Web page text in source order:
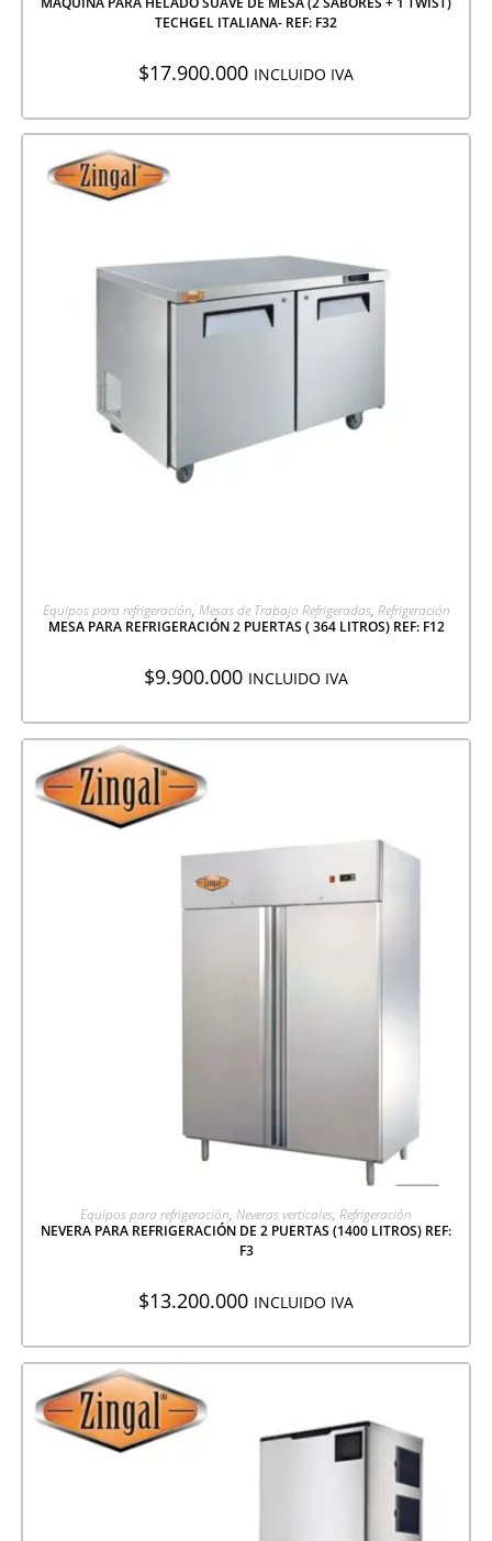
TECHGEL ITALIANA- REF: F32
$17.900.000 INCLUIDO IVA
AGREGAR A COTIZACIÓN
Equipos para refrigeración, Mesas de Trabajo Refrigeradas, Refrigeración
MESA PARA REFRIGERACIÓN 2 PUERTAS ( 364 LITROS) REF: F12
$9.900.000 INCLUIDO IVA
AGREGAR A COTIZACIÓN
Equipos para refrigeración, Neveras verticales, Refrigeración
NEVERA PARA REFRIGERACIÓN DE 2 PUERTAS (1400 LITROS) REF:
F3
$13.200.000 INCLUIDO IVA